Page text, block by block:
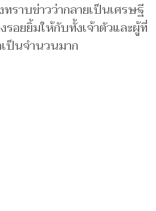
ราบข่าวว่ากลายเป็นเศรษฐี
อยยิ้มให้กับทั้งเจ้าตัวและผู้ที่
ป็นจำนวนมาก